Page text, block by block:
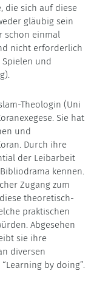
die sich auf diese
gläubig sein
schon einmal
nicht erforderlich
und
Theologin (Uni
Sie hat
und
Durch ihre
der Leibarbeit
kennen.
Zugang zum
theoretisch-
praktischen
Abgesehen
sie ihre
diversen
by doing”.